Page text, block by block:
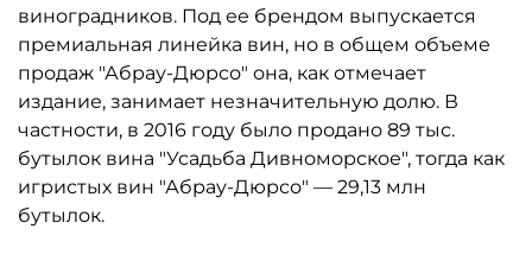
виноградников. Под ее брендом выпускается
премиальная линейка вин, но в общем объеме
продаж "Абрау-Дюрсо" она, как отмечает
издание, занимает незначительную долю. В
частности, в 2016 году было продано 89 тыс.
бутылок вина "Усадьба Дивноморское", тогда как
игристых вин "Абрау-Дюрсо" — 29,13 млн
бутылок.